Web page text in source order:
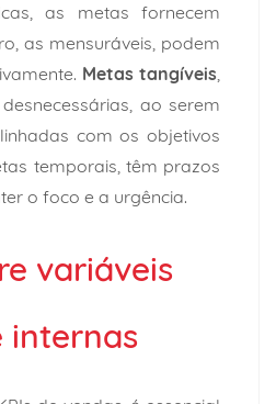
as metas fornecem
as mensuráveis, podem
Metas tangíveis,
ao serem
com os objetivos
temporais, têm prazos
o foco e a urgência.
variáveis
internas